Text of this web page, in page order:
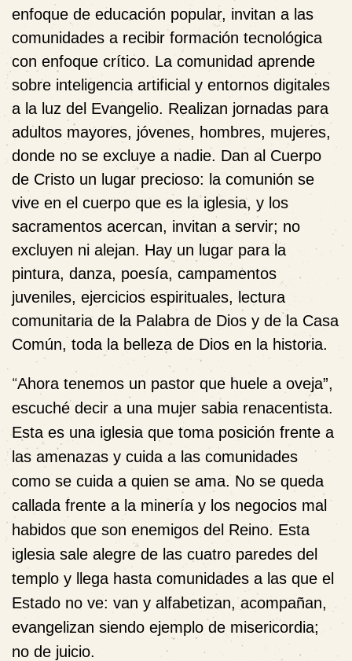
enfoque de educación popular, invitan a las
comunidades a recibir formación tecnológica
con enfoque crítico. La comunidad aprende
sobre inteligencia artificial y entornos digitales
a la luz del Evangelio. Realizan jornadas para
adultos mayores, jóvenes, hombres, mujeres,
donde no se excluye a nadie. Dan al Cuerpo
de Cristo un lugar precioso: la comunión se
vive en el cuerpo que es la iglesia, y los
sacramentos acercan, invitan a servir; no
excluyen ni alejan. Hay un lugar para la
pintura, danza, poesía, campamentos
juveniles, ejercicios espirituales, lectura
comunitaria de la Palabra de Dios y de la Casa
Común, toda la belleza de Dios en la historia.
“Ahora tenemos un pastor que huele a oveja”,
escuché decir a una mujer sabia renacentista.
Esta es una iglesia que toma posición frente a
las amenazas y cuida a las comunidades
como se cuida a quien se ama. No se queda
callada frente a la minería y los negocios mal
habidos que son enemigos del Reino. Esta
iglesia sale alegre de las cuatro paredes del
templo y llega hasta comunidades a las que el
Estado no ve: van y alfabetizan, acompañan,
evangelizan siendo ejemplo de misericordia;
no de juicio.